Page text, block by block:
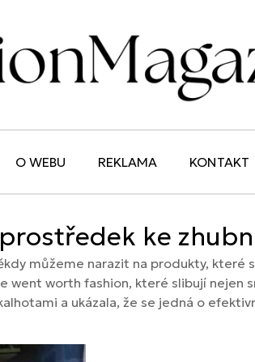
O WEBU REKLAMA KONTAKT
ke
můžeme narazit na produkty,
went worth fashion, které slibují nejen
a ukázala, že se jedná o